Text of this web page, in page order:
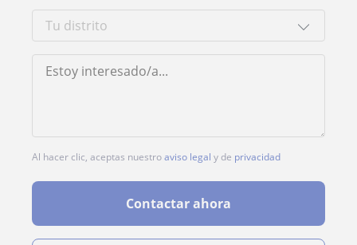
Al hacer clic, aceptas nuestroaviso legal y de privacidad
Contactar ahora